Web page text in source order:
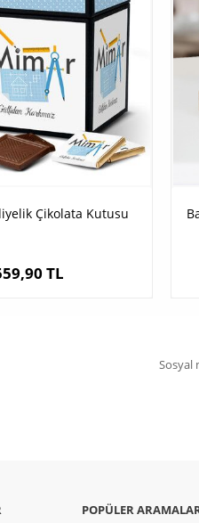
Çikolata Kutusu
TL
Sosyal
POPÜLER